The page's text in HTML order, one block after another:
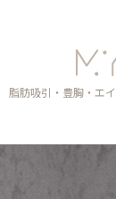
脂肪吸引・豊胸・エ